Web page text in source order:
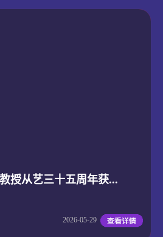
授从艺三十五周年获...
2026-05-29